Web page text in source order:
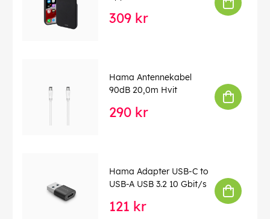
309 kr
Hama Antennekabel
90dB 20,0m Hvit
290 kr
Hama Adapter USB-C to
USB-A USB 3.2 10 Gbit/s
121 kr